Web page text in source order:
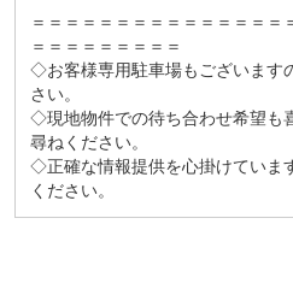
＝＝＝＝＝＝＝＝＝＝＝＝＝＝＝
＝＝＝＝＝＝＝＝＝
◇お客様専用駐車場もございます
さい。
◇現地物件での待ち合わせ希望も
尋ねください。
◇正確な情報提供を心掛けていま
ください。